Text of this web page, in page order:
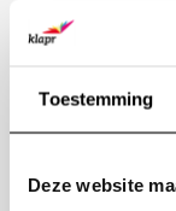
Toestemming
Deze website